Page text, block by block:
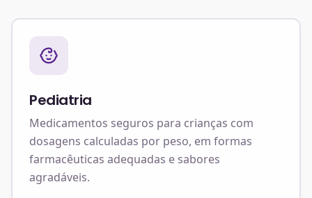
Pediatria
Medicamentos seguros para crianças com
dosagens calculadas por peso, em formas
farmacêuticas adequadas e sabores
agradáveis.